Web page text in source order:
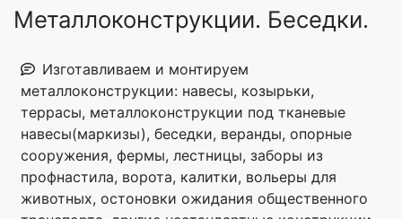
Металлоконструкции. Беседки.
Изготавливаем и монтируем
металлоконструкции: навесы, козырьки,
террасы, металлоконструкции под тканевые
навесы(маркизы), беседки, веранды, опорные
сооружения, фермы, лестницы, заборы из
профнастила, ворота, калитки, вольеры для
животных, остоновки ожидания общественного